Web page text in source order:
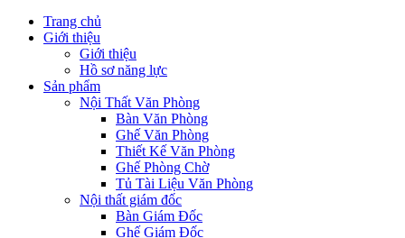
Trang chủ
Giới thiệu
Giới thiệu
Hồ sơ năng lực
Sản phẩm
Nội Thất Văn Phòng
Bàn Văn Phòng
Ghế Văn Phòng
Thiết Kế Văn Phòng
Ghế Phòng Chờ
Tủ Tài Liệu Văn Phòng
Nội thất giám đốc
Bàn Giám Đốc
Ghế Giám Đốc